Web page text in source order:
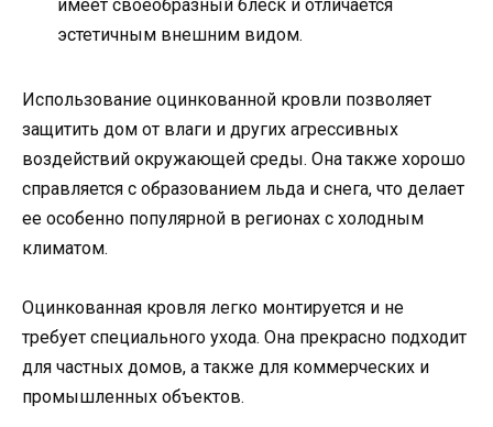
имеет своеобразный блеск и отличается
эстетичным внешним видом.
Использование оцинкованной кровли позволяет
защитить дом от влаги и других агрессивных
воздействий окружающей среды. Она также хорошо
справляется с образованием льда и снега, что делает
ее особенно популярной в регионах с холодным
климатом.
Оцинкованная кровля легко монтируется и не
требует специального ухода. Она прекрасно подходит
для частных домов, а также для коммерческих и
промышленных объектов.